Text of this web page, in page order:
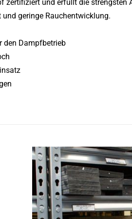
zertifiziert und erfüllt die strengsten
geringe Rauchentwicklung.
den Dampfbetrieb